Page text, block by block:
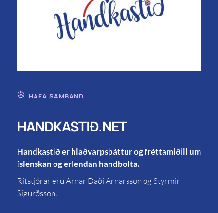
HAFA SAMBAND
HANDKASTIÐ.NET
Handkastið er hlaðvarpsþáttur og fréttamiðill um
íslenskan og erlendan handbolta.
Ritstjórar eru Arnar Daði Arnarsson og Styrmir
Sigurðsson.